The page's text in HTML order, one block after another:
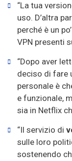
“La tua
uso. D’altra
perché è un
VPN presenti
“Dopo aver
deciso di fare
personale è
e funzionale,
sia in Netflix
“Il servizio di
sulle loro
sostenendo